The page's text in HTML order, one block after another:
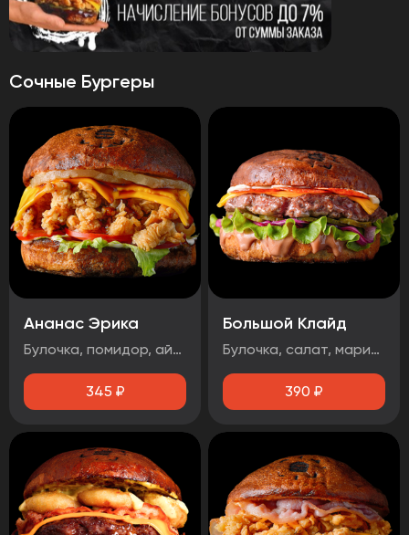
Сочные Бургеры
Ананас Эрика
Булочка, помидор, айсберг, ананас, сыр чеддер, фирменная курочка в панировке, майонез, терияки соус
345 ₽
Большой Клайд
Булочка, салат, маринованный огурец, маринованный лук, котлета говядина, чорризо, сыр чеддер, два фирменных соуса.
390 ₽